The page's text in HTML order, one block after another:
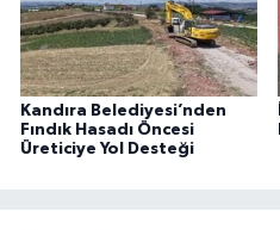
Kandıra Belediyesi’nden
Fındık Hasadı Öncesi
Üreticiye Yol Desteği